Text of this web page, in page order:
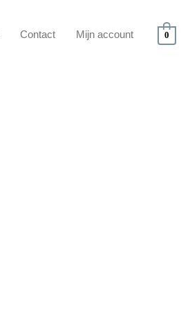
Contact Mijn account 0